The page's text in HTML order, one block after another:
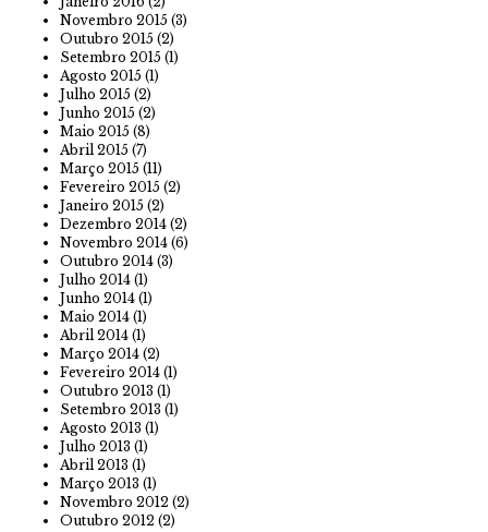
Novembro 2015 (3)
Outubro 2015 (2)
Setembro 2015 (1)
Agosto 2015 (1)
Julho 2015 (2)
Junho 2015 (2)
Maio 2015 (8)
Abril 2015 (7)
Março 2015 (11)
Fevereiro 2015 (2)
Janeiro 2015 (2)
Dezembro 2014 (2)
Novembro 2014 (6)
Outubro 2014 (3)
Julho 2014 (1)
Junho 2014 (1)
Maio 2014 (1)
Abril 2014 (1)
Março 2014 (2)
Fevereiro 2014 (1)
Outubro 2013 (1)
Setembro 2013 (1)
Agosto 2013 (1)
Julho 2013 (1)
Abril 2013 (1)
Março 2013 (1)
Novembro 2012 (2)
Outubro 2012 (2)